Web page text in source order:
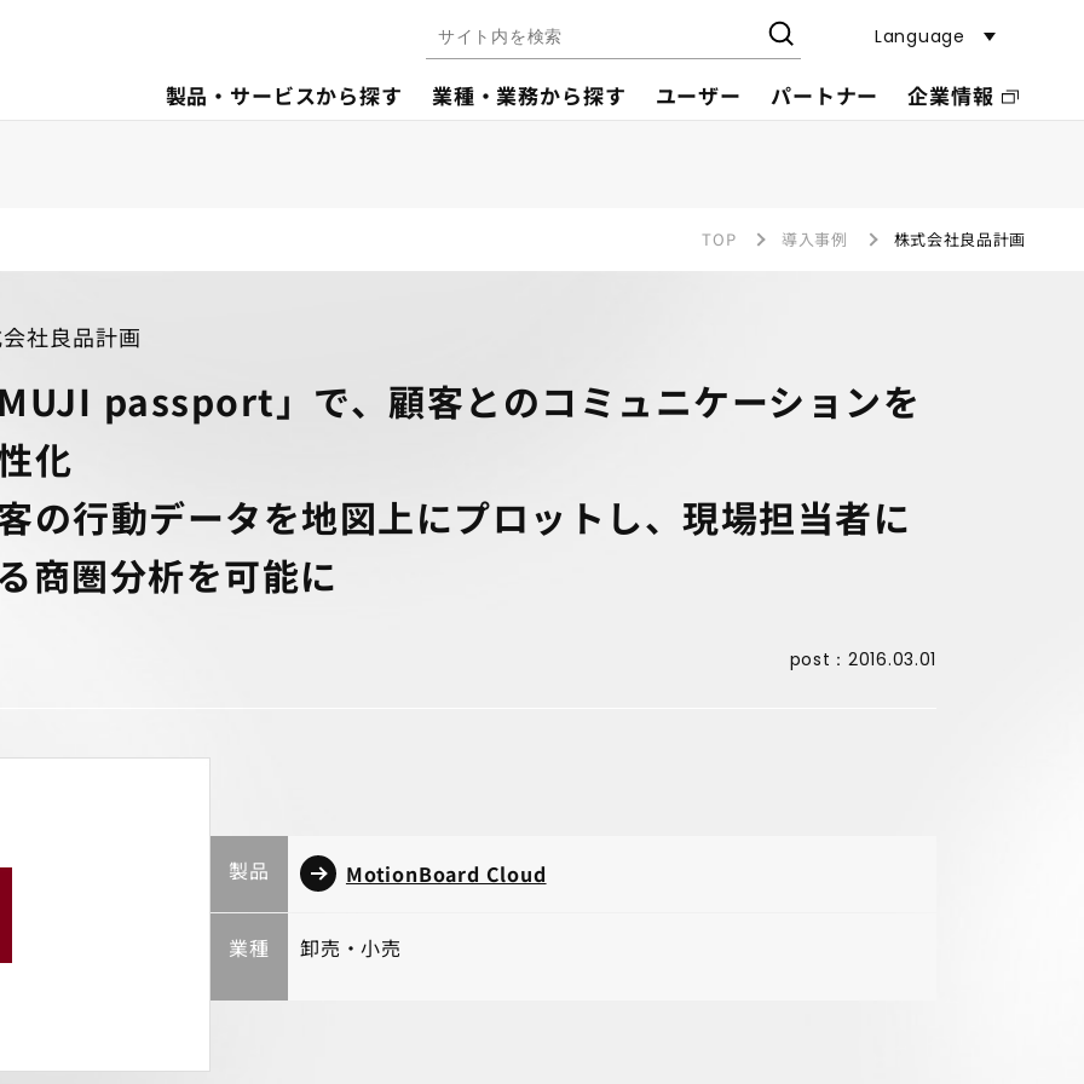
製品・サービスから探す 業種・業務から探す ユーザー パートナー 企業情報
Language
TOP 導入事例 株式会社良品計画
社良品計画
passport」で、顧客とのコミュニケーションを
化
の行動データを地図上にプロットし、現場担当者に
商圏分析を可能に
post：2016.03.01
製品 MotionBoard Cloud
業種 卸売・小売